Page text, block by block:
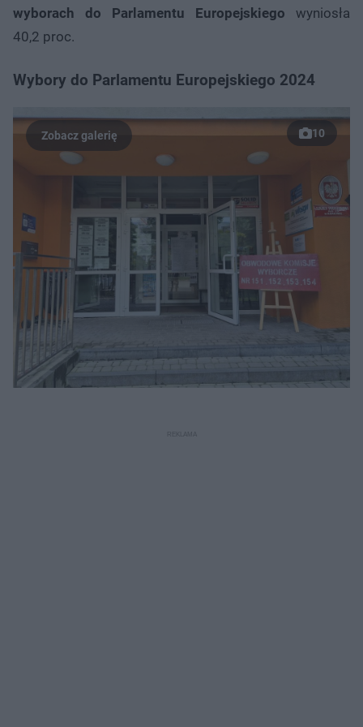
wyborach do Parlamentu Europejskiego wyniosła
40,2 proc.
Wybory do Parlamentu Europejskiego 2024
10